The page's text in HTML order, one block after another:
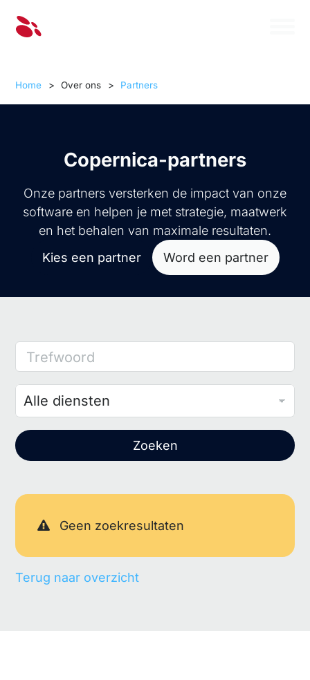
Home > Over ons > Partners
Copernica-partners
Onze partners versterken de impact van onze
software en helpen je met strategie, maatwerk
en het behalen van maximale resultaten.
Kies een partner
Word een partner
Trefwoord
Zoeken
Geen zoekresultaten
Terug naar overzicht